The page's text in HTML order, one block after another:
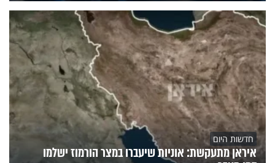
חדשות היום
איראן מתעקשת: אוניות שיעברו במצר הורמוז ישלמו